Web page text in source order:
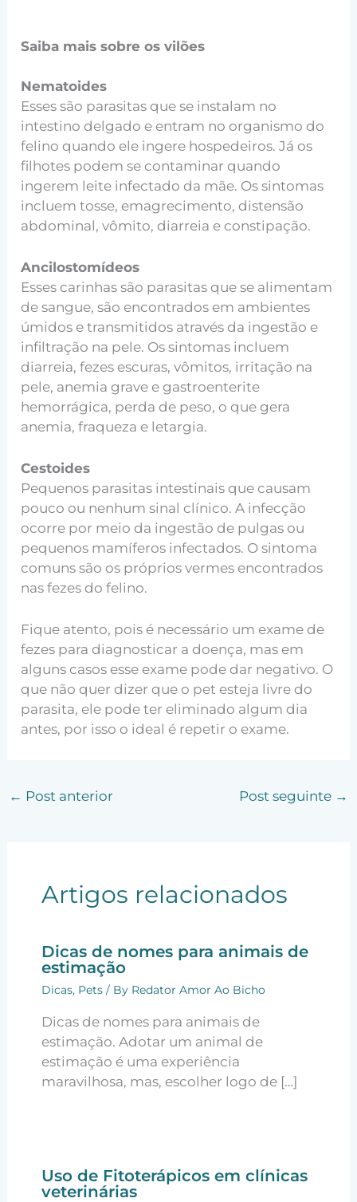
Saiba mais sobre os vilões
Nematoides
Esses são parasitas que se instalam no
intestino delgado e entram no organismo do
felino quando ele ingere hospedeiros. Já os
filhotes podem se contaminar quando
ingerem leite infectado da mãe. Os sintomas
incluem tosse, emagrecimento, distensão
abdominal, vômito, diarreia e constipação.
Ancilostomídeos
Esses carinhas são parasitas que se alimentam
de sangue, são encontrados em ambientes
úmidos e transmitidos através da ingestão e
infiltração na pele. Os sintomas incluem
diarreia, fezes escuras, vômitos, irritação na
pele, anemia grave e gastroenterite
hemorrágica, perda de peso, o que gera
anemia, fraqueza e letargia.
Cestoides
Pequenos parasitas intestinais que causam
pouco ou nenhum sinal clínico. A infecção
ocorre por meio da ingestão de pulgas ou
pequenos mamíferos infectados. O sintoma
comuns são os próprios vermes encontrados
nas fezes do felino.
Fique atento, pois é necessário um exame de
fezes para diagnosticar a doença, mas em
alguns casos esse exame pode dar negativo. O
que não quer dizer que o pet esteja livre do
parasita, ele pode ter eliminado algum dia
antes, por isso o ideal é repetir o exame.
← Post anterior Post seguinte →
Artigos relacionados
Dicas de nomes para animais de
estimação
Dicas, Pets/ By Redator Amor Ao Bicho
Dicas de nomes para animais de
estimação. Adotar um animal de
estimação é uma experiência
maravilhosa, mas, escolher logo de […]
Uso de Fitoterápicos em clínicas
veterinárias